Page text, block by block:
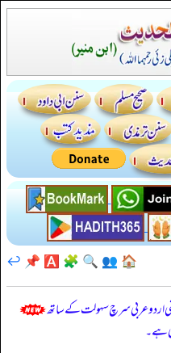
🏠
👥
🔍
🧩
🅰️
📌
↩️
اردو عربی سرچ سہولت کے ساتھ
ہے۔